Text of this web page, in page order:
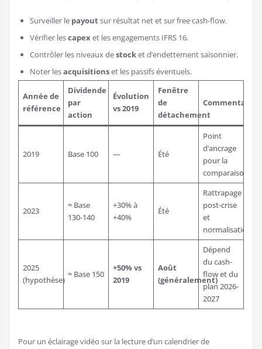
Surveiller le payoutsur résultat net et sur free cash-flow.
Vérifier lescapex et les engagements IFRS 16.
Contrôler les niveaux destocket d’endettement saisonnier.
Noter lesacquisitionset les passifs éventuels.
Année de
référence
Dividende
par
action
Évolution
vs 2019
Fenêtre
de
détachement
Commentaires
2019 Base 100 — Été
Point
d’ancrage
pour la
comparaison
2023
≈ Base
130-140
+30% à
+40%
Été
Rattrapage
post-crise
et
normalisation
2025
(hypothèse)
≈ Base 150
+50% vs
2019
Août
(généralement)
Dépend
du cash-
flow et du
plan 2026-
2027
Pour un éclairage vidéo sur la lecture d’un calendrier de